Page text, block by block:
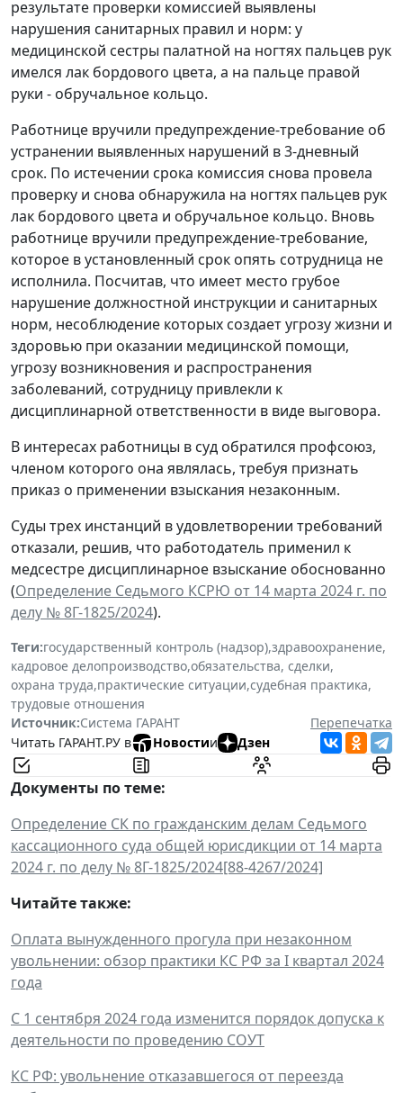
результате проверки комиссией выявлены
нарушения санитарных правил и норм: у
медицинской сестры палатной на ногтях пальцев рук
имелся лак бордового цвета, а на пальце правой
руки - обручальное кольцо.
Работнице вручили предупреждение-требование об
устранении выявленных нарушений в 3-дневный
срок. По истечении срока комиссия снова провела
проверку и снова обнаружила на ногтях пальцев рук
лак бордового цвета и обручальное кольцо. Вновь
работнице вручили предупреждение-требование,
которое в установленный срок опять сотрудница не
исполнила. Посчитав, что имеет место грубое
нарушение должностной инструкции и санитарных
норм, несоблюдение которых создает угрозу жизни и
здоровью при оказании медицинской помощи,
угрозу возникновения и распространения
заболеваний, сотрудницу привлекли к
дисциплинарной ответственности в виде выговора.
В интересах работницы в суд обратился профсоюз,
членом которого она являлась, требуя признать
приказ о применении взыскания незаконным.
Суды трех инстанций в удовлетворении требований
отказали, решив, что работодатель применил к
медсестре дисциплинарное взыскание обоснованно
(Определение Седьмого КСРЮ от 14 марта 2024 г. по
делу № 8Г-1825/2024).
Теги:государственный контроль (надзор),здравоохранение,
кадровое делопроизводство,обязательства, сделки,
охрана труда,практические ситуации,судебная практика,
трудовые отношения
Источник:Система ГАРАНТ
Перепечатка
Читать ГАРАНТ.РУ в
Новостии Дзен
Документы по теме:
Определение СК по гражданским делам Седьмого
кассационного суда общей юрисдикции от 14 марта
2024 г. по делу № 8Г-1825/2024[88-4267/2024]
Читайте также:
Оплата вынужденного прогула при незаконном
увольнении: обзор практики КС РФ за I квартал 2024
года
С 1 сентября 2024 года изменится порядок допуска к
деятельности по проведению СОУТ
КС РФ: увольнение отказавшегося от переезда